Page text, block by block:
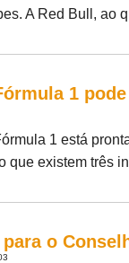
A Red Bull, ao
1
1 está
que existem três
o